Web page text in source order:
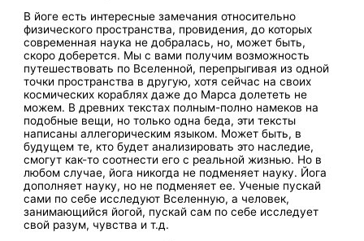
В йоге есть интересные замечания относительно
физического пространства, провидения, до которых
современная наука не добралась, но, может быть,
скоро доберется. Мы с вами получим возможность
путешествовать по Вселенной, перепрыгивая из одной
точки пространства в другую, хотя сейчас на своих
космических кораблях даже до Марса долететь не
можем. В древних текстах полным-полно намеков на
подобные вещи, но только одна беда, эти тексты
написаны аллегорическим языком. Может быть, в
будущем те, кто будет анализировать это наследие,
смогут как-то соотнести его с реальной жизнью. Но в
любом случае, йога никогда не подменяет науку. Йога
дополняет науку, но не подменяет ее. Ученые пускай
сами по себе исследуют Вселенную, а человек,
занимающийся йогой, пускай сам по себе исследует
свой разум, чувства и т.д.